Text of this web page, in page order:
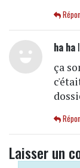
ha ha
ça
Laisser un